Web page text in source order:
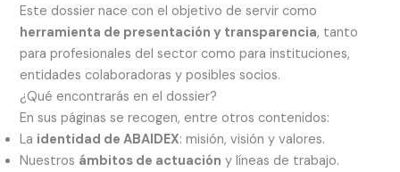
Este dossier nace con el objetivo de servir como
herramienta de presentación y transparencia, tanto
para profesionales del sector como para instituciones,
entidades colaboradoras y posibles socios.
¿Qué encontrarás en el dossier?
En sus páginas se recogen, entre otros contenidos:
La identidad de ABAIDEX: misión, visión y valores.
Nuestros ámbitos de actuación y líneas de trabajo.